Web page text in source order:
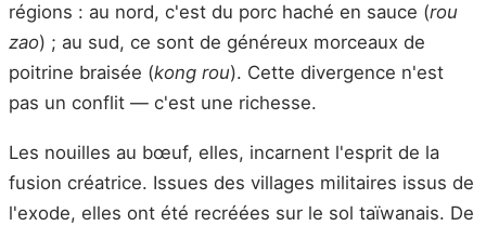
régions : au nord, c'est du porc haché en sauce (rou
zao) ; au sud, ce sont de généreux morceaux de
poitrine braisée (kong rou). Cette divergence n'est
pas un conflit — c'est une richesse.
Les nouilles au bœuf, elles, incarnent l'esprit de la
fusion créatrice. Issues des villages militaires issus de
l'exode, elles ont été recréées sur le sol taïwanais. De